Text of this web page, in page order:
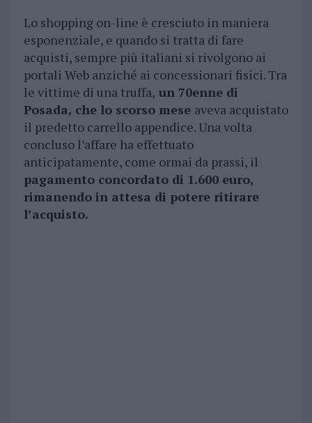
Lo shopping on-line è cresciuto in maniera
esponenziale, e quando si tratta di fare
acquisti, sempre più italiani si rivolgono ai
portali Web anziché ai concessionari fisici. Tra
le vittime di una truffa, un 70enne di
Posada, che lo scorso mese aveva acquistato
il predetto carrello appendice. Una volta
concluso l’affare ha effettuato
anticipatamente, come ormai da prassi, il
pagamento concordato di 1.600 euro,
rimanendo in attesa di potere ritirare
l’acquisto.